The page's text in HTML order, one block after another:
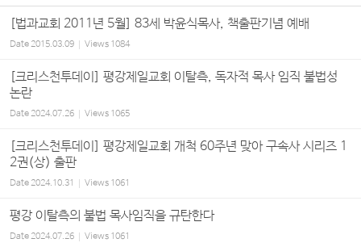
[법과교회 2011년 5월] 83세 박윤식목사, 책출판기념 예배
Date2015.03.09 Views 1084
[크리스천투데이] 평강제일교회 이탈측, 독자적 목사 임직 불법성
논란
Date2024.07.26 Views 1065
[크리스천투데이] 평강제일교회 개척 60주년 맞아 구속사 시리즈 1
2권(상) 출판
Date2024.10.31 Views 1061
평강 이탈측의 불법 목사임직을 규탄한다
Date2024.07.26 Views 1061